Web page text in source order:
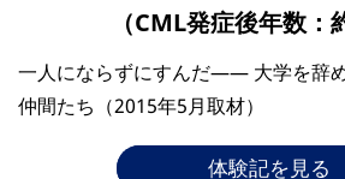
（CML発症後年数：
一人にならずにすんだ―― 大学を辞
仲間たち（2015年5月取材）
体験記を見る